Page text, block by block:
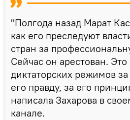
"Полгода назад Марат
как его преследуют
стран за
Сейчас он арестован. Это
диктаторских режимов за
его правду, за его
написала Захарова в
канале.